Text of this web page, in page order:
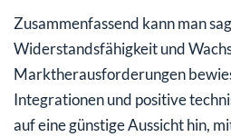
Zusammenfassend kann man
Widerstandsfähigkeit und
Marktherausforderungen
Integrationen und positive
auf eine günstige Aussicht hin,